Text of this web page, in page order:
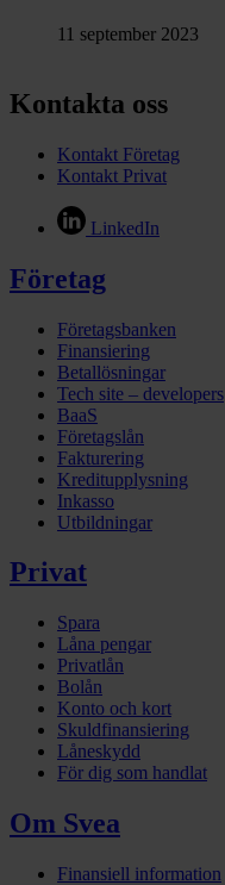
11 september 2023
Kontakta oss
Kontakt Företag
Kontakt Privat
LinkedIn
Företag
Företagsbanken
Finansiering
Betallösningar
Tech site – developers
BaaS
Företagslån
Fakturering
Kreditupplysning
Inkasso
Utbildningar
Privat
Spara
Låna pengar
Privatlån
Bolån
Konto och kort
Skuldfinansiering
Låneskydd
För dig som handlat
Om Svea
Finansiell information